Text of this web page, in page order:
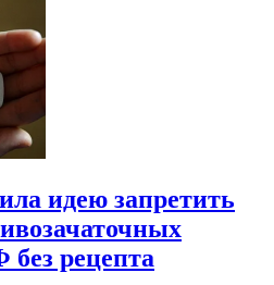
идею запретить
без рецепта